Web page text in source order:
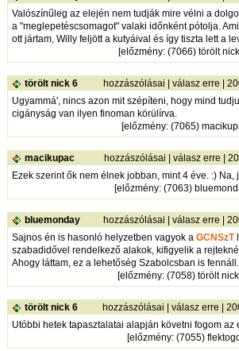
Valószínűleg az elején nem tudják mire vélni a
a "meglepetéscsomagot" valaki időnként pótolja.
ott jártam, Willy feljött a kutyáival és így tiszta lett a
[előzmény: (7066) törölt
törölt nick 6 hozzászólásai | válasz erre |
Ugyammá', nincs azon mit szépíteni, hogy mind
cigányság van ilyen finoman körülírva.
[előzmény: (7065)
macikupac hozzászólásai | válasz erre |
Ezek szerint ők nem élnek jobban, mint 4 éve. :) Na,
[előzmény: (7063)
bluemonday hozzászólásai | válasz erre |
Sajnos én is hasonló helyzetben vagyok a GCNSzT
szabadidővel rendelkező alakok, kifigyelik a
Ahogy láttam, ez a lehetőség Szabolcsban is fennáll.
[előzmény: (7058) törölt
törölt nick 6 hozzászólásai | válasz erre |
Utóbbi hetek tapasztalatai alapján követni fogom az
[előzmény: (7055)